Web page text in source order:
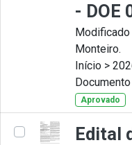
- DOE
Modificado
Monteiro.
Início >
Aprovado
Edital